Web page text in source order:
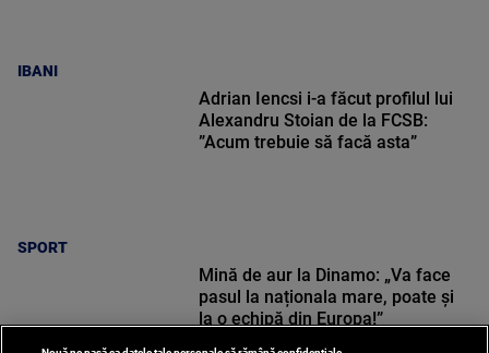
IBANI
SPORT
Adrian Iencsi i-a făcut profilul lui
Alexandru Stoian de la FCSB:
”Acum trebuie să facă asta”
Mină de aur la Dinamo: „Va face
pasul la naționala mare, poate și
la o echipă din Europa!”